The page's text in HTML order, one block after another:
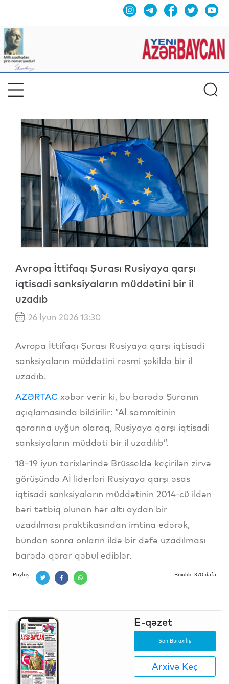
Avropa İttifaqı Şurası Rusiyaya qarşı
iqtisadi sanksiyaların müddətini bir il
uzadıb
26 İyun 2026 13:30
Avropa İttifaqı Şurası Rusiyaya qarşı iqtisadi
sanksiyaların müddətini rəsmi şəkildə bir il
uzadıb.
AZƏRTAC xəbər verir ki, bu barədə Şuranın
açıqlamasında bildirilir: “Aİ sammitinin
qərarına uyğun olaraq, Rusiyaya qarşı iqtisadi
sanksiyaların müddəti bir il uzadılıb”.
18–19 iyun tarixlərində Brüsseldə keçirilən zirvə
görüşündə Aİ liderləri Rusiyaya qarşı əsas
iqtisadi sanksiyaların müddətinin 2014-cü ildən
bəri tətbiq olunan hər altı aydan bir
uzadılması praktikasından imtina edərək,
bundan sonra onların ildə bir dəfə uzadılması
barədə qərar qəbul ediblər.
Paylaş: Baxılıb: 370 dəfə
E-qəzet
Son Buraxılış
Arxivə Keç